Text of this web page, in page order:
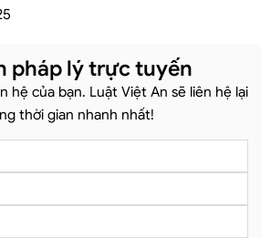
pháp lý trực tuyến
hệ của bạn. Luật Việt An sẽ liên hệ lại
thời gian nhanh nhất!